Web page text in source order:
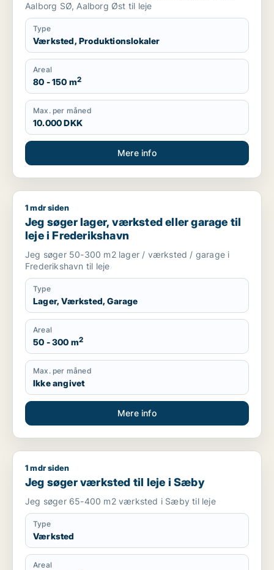
Aalborg SØ, Aalborg Øst til leje
Type
Værksted, Produktionslokaler
Areal
80 - 150 m2
Max. per måned
10.000 DKK
Mere info
Jeg søger lager, værksted eller garage til leje i
1 mdr siden
Jeg søger lager, værksted eller garage til
leje i Frederikshavn
Jeg søger 50-300 m2 lager / værksted / garage i
Frederikshavn til leje
Type
Lager, Værksted, Garage
Areal
50 - 300 m2
Max. per måned
Ikke angivet
Mere info
Jeg søger værksted til leje i Sæby
1 mdr siden
Jeg søger værksted til leje i Sæby
Jeg søger 65-400 m2 værksted i Sæby til leje
Type
Værksted
Areal